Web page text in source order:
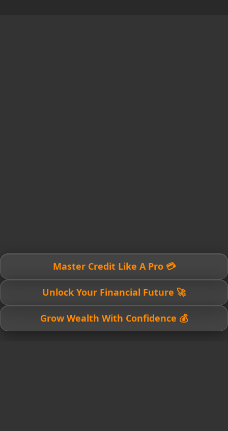
💳 Master Credit Like A Pro
🚀 Unlock Your Financial Future
💰 Grow Wealth With Confidence